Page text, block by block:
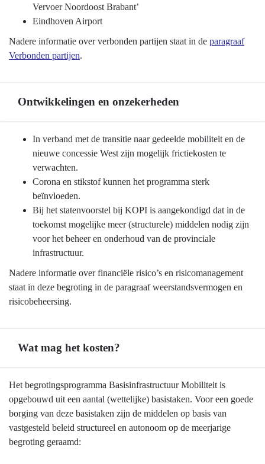
Basisinfrastructuur
Verbonden
Vervoer Noordoost Brabant’
Eindhoven Airport
Nadere informatie over verbonden partijen staat in de paragraaf
Verbonden partijen.
Ontwikkelingen en onzekerheden
navigatie
Programma
Basisinfrastructuur
mobiliteit
In verband met de transitie naar gedeelde mobiliteit en de
nieuwe concessie West zijn mogelijk frictiekosten te
verwachten.
Corona en stikstof kunnen het programma sterk
beïnvloeden.
Bij het statenvoorstel bij KOPI is aangekondigd dat in de
toekomst mogelijke meer (structurele) middelen nodig zijn
voor het beheer en onderhoud van de provinciale
infrastructuur.
Nadere informatie over financiële risico’s en risicomanagement
staat in deze begroting in de paragraaf weerstandsvermogen en
risicobeheersing.
Wat mag het kosten?
Terug
naar
navigatie
Programma
Het begrotingsprogramma Basisinfrastructuur Mobiliteit is
opgebouwd uit een aantal (wettelijke) basistaken. Voor een goede
borging van deze basistaken zijn de middelen op basis van
vastgesteld beleid structureel en autonoom op de meerjarige
begroting geraamd: